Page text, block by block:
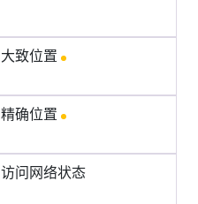
大致位置
精确位置
访问网络状态